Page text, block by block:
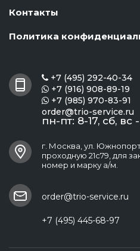
Контакты
Политика
 +7 (495) 292-40-34
 +7 (916) 908-89-19
 +7 (985) 970-83-91
order@trio-service.ru
пн-пт: 8-17, сб,
г. Москва, ул.
проходную 21с79, для
номер и марку а/м.
order@trio-service.ru
+7 (495) 445-68-97